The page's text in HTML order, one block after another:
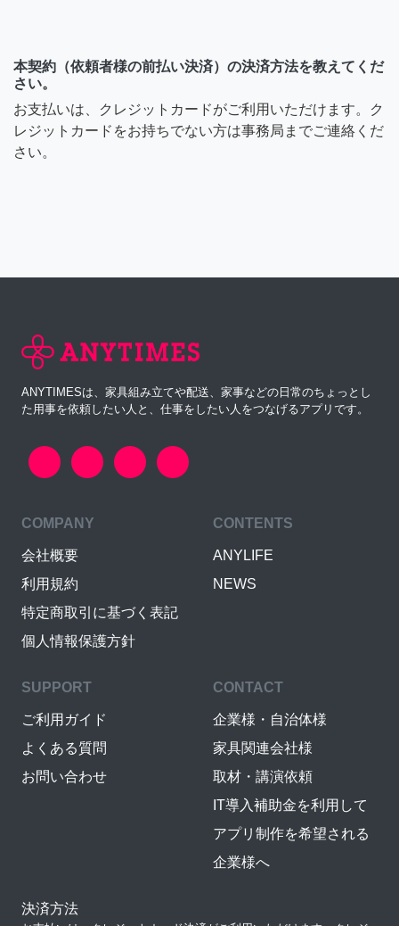
本契約（依頼者様の前払い決済）の決済方法を教えてくだ
さい。
お支払いは、クレジットカードがご利用いただけます。ク
レジットカードをお持ちでない方は事務局までご連絡くだ
さい。
ANYTIMESは、家具組み立てや配送、家事などの日常のちょっとし
た用事を依頼したい人と、仕事をしたい人をつなげるアプリです。
COMPANY
会社概要
利用規約
特定商取引に基づく表記
個人情報保護方針
CONTENTS
ANYLIFE
NEWS
SUPPORT
ご利用ガイド
よくある質問
お問い合わせ
CONTACT
企業様・自治体様
家具関連会社様
取材・講演依頼
IT導入補助金を利用して
アプリ制作を希望される
企業様へ
決済方法